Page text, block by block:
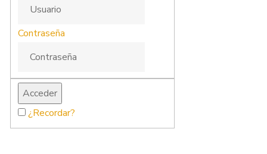
Contraseña
¿Recordar?